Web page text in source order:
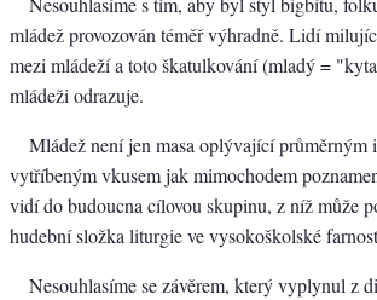
mládež provozován téměř výhradně. Lidí
mezi mládeží a toto škatulkování (mladý =
mládeži odrazuje.
Mládež není jen masa oplývající průměrným
vytříbeným vkusem jak mimochodem
vidí do budoucna cílovou skupinu, z níž může
hudební složka liturgie ve vysokoškolské
Nesouhlasíme se závěrem, který vyplynul z